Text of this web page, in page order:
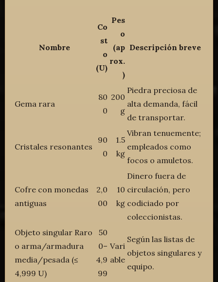
Nombre
Co
st
o
(U)
Pes
o
(ap
rox.
)
Descripción breve
Gema rara
80
0
200
g
Piedra preciosa de
alta demanda, fácil
de transportar.
Cristales resonantes
90
0
1.5
kg
Vibran tenuemente;
empleados como
focos o amuletos.
Cofre con monedas
antiguas
2,0
00
10
kg
Dinero fuera de
circulación, pero
codiciado por
coleccionistas.
Objeto singular Raro
o arma/armadura
media/pesada (≤
4,999 U)
50
0–
4,9
99
Vari
able
Según las listas de
objetos singulares y
equipo.